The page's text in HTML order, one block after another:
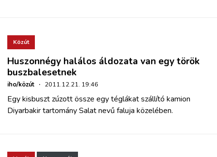
Közút
Huszonnégy halálos áldozata van egy török
buszbalesetnek
iho/közút · 2011.12.21. 19:46
Egy kisbuszt zúzott össze egy téglákat szállító kamion
Diyarbakir tartomány Salat nevű faluja közelében.